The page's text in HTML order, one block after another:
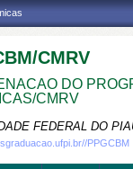
CMRV
DO
CMRV
FEDERAL DO
PPGCBM